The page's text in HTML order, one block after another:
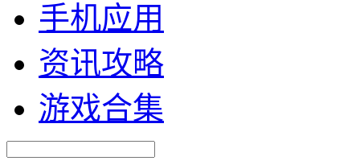
手机应用
资讯攻略
游戏合集